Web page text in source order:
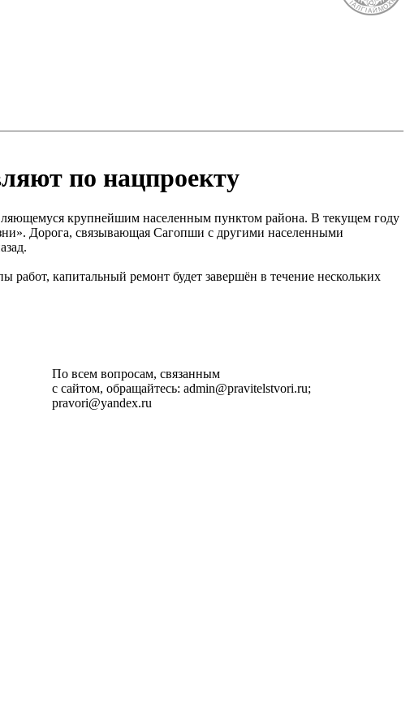
по нацпроекту
крупнейшим населенным пунктом района. ​​​​​​​В текущем году
Дорога, связывающая Сагопши с другими населенными
работ, капитальный ремонт будет завершён в течение нескольких
По всем вопросам, связанным
с сайтом, обращайтесь: admin@pravitelstvori.ru;
pravori@yandex.ru